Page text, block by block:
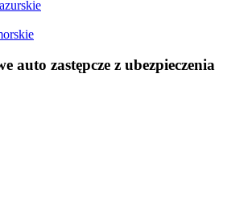
auto zastępcze z ubezpieczenia